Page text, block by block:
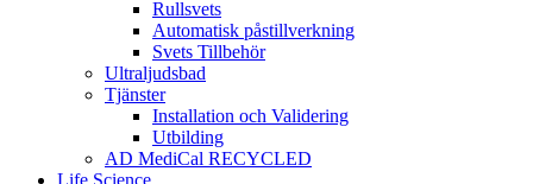
Rullsvets
Automatisk påstillverkning
Svets Tillbehör
Ultraljudsbad
Tjänster
Installation och Validering
Utbilding
AD MediCal RECYCLED
Life Science